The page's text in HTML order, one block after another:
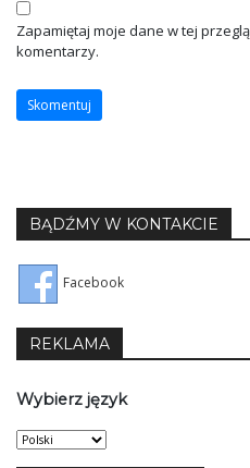
Zapamiętaj moje dane w tej
komentarzy.
BĄDŹMY W KONTAKCIE
Facebook
REKLAMA
Wybierz język
Wybierz
język